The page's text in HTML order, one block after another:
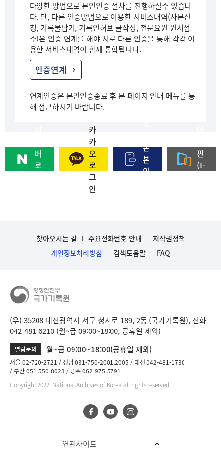
다양한 방법으로 본인인증 절차를 진행하실수 있습니
다. 단, 다른 인증방법으로 이용한 서비스내역(사본신
청, 기록물담기, 기록인허브 글작성, 전문요원 원서접
수)은 인증 연계를 해야 서로 다른 인증을 통해 각각 이
용한 서비스내역이 함께 통합됩니다.
인증연계
연계인증은 본인인증종료 후 본 페이지 안내 메뉴를 통
해 접근하시기 바랍니다.
버
로
카
카
오
로
그
인
폰
본
인
핀
(I-
찾아오시는 길 주요전화번호 안내
저작권정책
개인정보처리방침
검색도움말 FAQ
(우) 35208 대전광역시 서구 청사로 189, 2동 (국가기록원), 전화
042-481-6210 (월~금 09:00~18:00, 공휴일 제외)
열람문의 월~금 09:00~18:00(공휴일 제외)
서울 02-720-2721 성남 031-750-2001,2005
대전 042-481-1730
부산 051-550-8023
광주 062-975-5791
Copyright 2022. National Archives of Korea all rights reserved.
연관사이트